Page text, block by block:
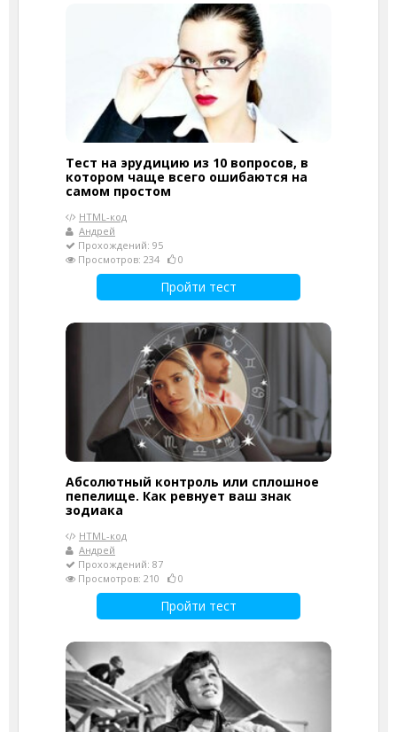
Тест на эрудицию из 10 вопросов, в
котором чаще всего ошибаются на
самом простом
HTML-код
Андрей
Прохождений: 95
Просмотров: 234
0
Пройти тест
Абсолютный контроль или сплошное
пепелище. Как ревнует ваш знак
зодиака
HTML-код
Андрей
Прохождений: 87
Просмотров: 210
0
Пройти тест